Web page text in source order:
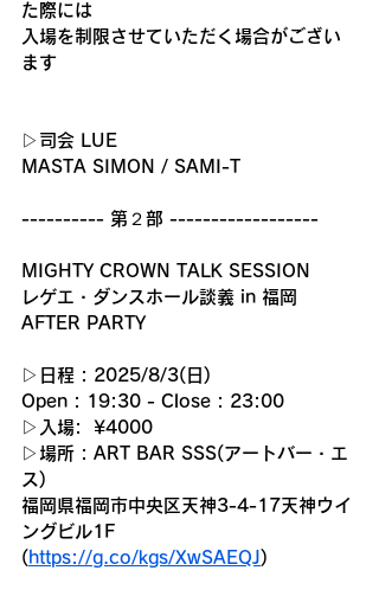
た際には
入場を制限させていただく場合がござい
ます
▷司会 LUE
MASTA SIMON / SAMI-T
---------- 第２部 ------------------
MIGHTY CROWN TALK SESSION
レゲエ・ダンスホール談義 in 福岡
AFTER PARTY
▷日程 : 2025/8/3(日)
Open : 19:30 - Close : 23:00
▷入場:  ¥4000
▷場所 : ART BAR SSS(アートバー・エ
ス)
福岡県福岡市中央区天神3-4-17天神ウイ
ングビル1F
( https://g.co/kgs/XwSAEQJ)